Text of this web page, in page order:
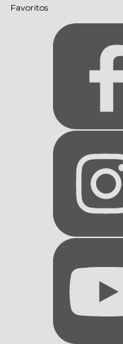
Favoritos